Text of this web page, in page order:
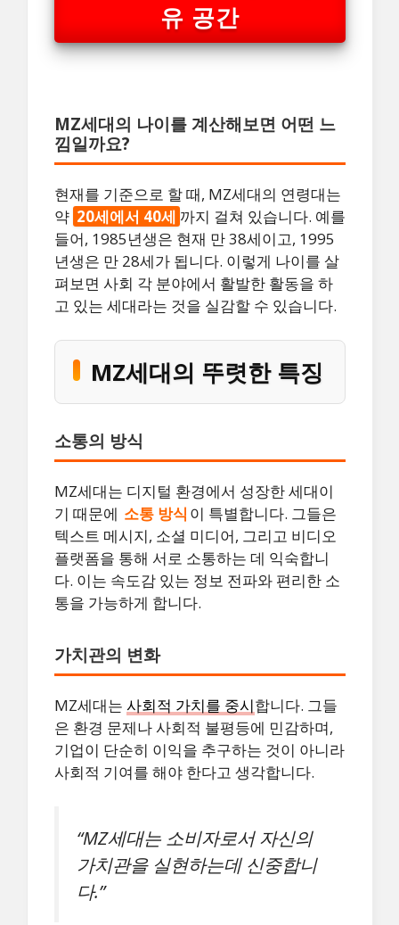
유 공간
MZ세대의 나이를 계산해보면 어떤 느
낌일까요?
현재를 기준으로 할 때, MZ세대의 연령대는
약 20세에서 40세 까지 걸쳐 있습니다. 예를
들어, 1985년생은 현재 만 38세이고, 1995
년생은 만 28세가 됩니다. 이렇게 나이를 살
펴보면 사회 각 분야에서 활발한 활동을 하
고 있는 세대라는 것을 실감할 수 있습니다.
MZ세대의 뚜렷한 특징
소통의 방식
MZ세대는 디지털 환경에서 성장한 세대이
기 때문에 소통 방식 이 특별합니다. 그들은
텍스트 메시지, 소셜 미디어, 그리고 비디오
플랫폼을 통해 서로 소통하는 데 익숙합니
다. 이는 속도감 있는 정보 전파와 편리한 소
통을 가능하게 합니다.
가치관의 변화
MZ세대는 사회적 가치를 중시합니다. 그들
은 환경 문제나 사회적 불평등에 민감하며,
기업이 단순히 이익을 추구하는 것이 아니라
사회적 기여를 해야 한다고 생각합니다.
“MZ세대는 소비자로서 자신의
가치관을 실현하는데 신중합니
다.”